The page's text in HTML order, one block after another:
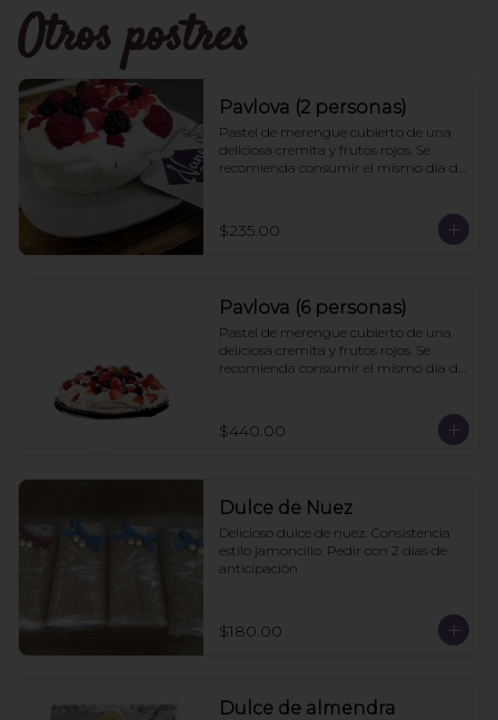
Otros postres
Pavlova (2 personas)
Pastel de merengue cubierto de una
deliciosa cremita y frutos rojos. Se
recomienda consumir el mismo día de
$235.00
Pavlova (6 personas)
Pastel de merengue cubierto de una
deliciosa cremita y frutos rojos. Se
recomienda consumir el mismo día de
$440.00
Dulce de Nuez
Delicioso dulce de nuez. Consistencia
estilo jamoncillo. Pedir con 2 dias de
anticipación
$180.00
Dulce de almendra